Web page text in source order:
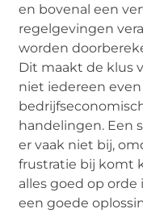
en bovenal een
regelgevingen
worden
Dit maakt de klus
niet iedereen
handelingen. Een
er vaak niet bij,
frustratie bij komt
alles goed op orde
een goede